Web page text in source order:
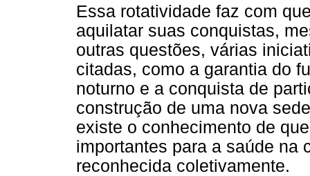
Essa rotatividade faz com
aquilatar suas conquistas,
outras questões, várias
citadas, como a garantia do
noturno e a conquista de
construção de uma nova
existe o conhecimento de
importantes para a saúde na
reconhecida coletivamente.